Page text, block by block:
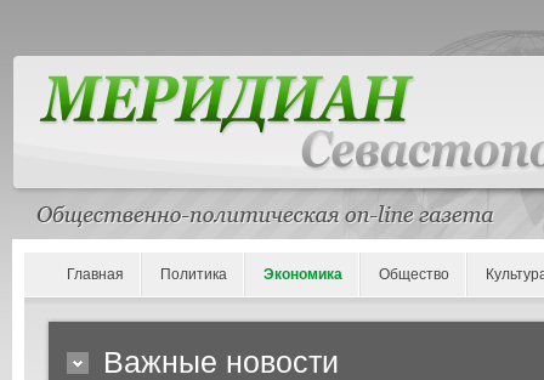
Главная Политика Экономика Общество
Важные новости